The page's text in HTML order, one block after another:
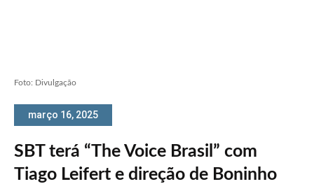
Foto: Divulgação
março 16, 2025
SBT terá “The Voice Brasil” com
Tiago Leifert e direção de Boninho